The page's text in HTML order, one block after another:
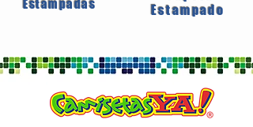
Estampadas
Estampado